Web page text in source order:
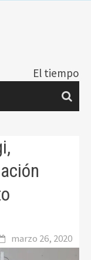
El tiempo
marzo 26, 2020